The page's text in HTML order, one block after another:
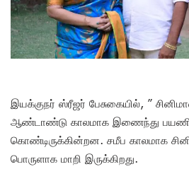
இயக்குநர் ஸ்ரீஜர் பேசுகையில், ”
ஆண்டாண்டு காலமாக இணைந்து
கொண்டிருக்கின்றன. சமீப காலமாக
பொருளாக மாறி இருக்கிறது.